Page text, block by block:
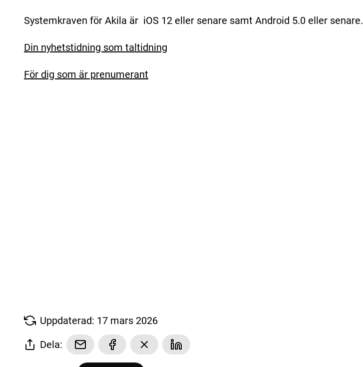
Systemkraven för Akila är iOS 12 eller senare samt Android 5.0 eller senare.
Din nyhetstidning som taltidning
För dig som är prenumerant
Uppdaterad: 17 mars 2026
Dela: